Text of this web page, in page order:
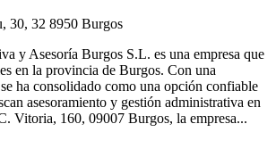
30, 32 8950 Burgos
y Asesoría Burgos S.L. es una empresa que
en la provincia de Burgos. Con una
ha consolidado como una opción confiable
asesoramiento y gestión administrativa en
Vitoria, 160, 09007 Burgos, la empresa...